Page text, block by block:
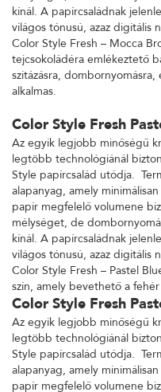
kínál. A papírcsaládnak
világos tónusú, azaz digitális
Color Style Fresh – Mocca
tejcsokoládéra emlékeztető
szitázásra,
alkalmas.
Color Style Fresh
Az egyik legjobb minőségű
legtöbb technológiánál
Style papírcsalád utódja.
alapanyag, amely
papír megfelelő volumene
mélységet, de
kínál. A papírcsaládnak
világos tónusú, azaz digitális
Color Style Fresh – Pastel
szín, amely bevethető a
Color Style Fresh
Az egyik legjobb minőségű
legtöbb technológiánál
Style papírcsalád utódja.
alapanyag, amely
papír megfelelő volumene